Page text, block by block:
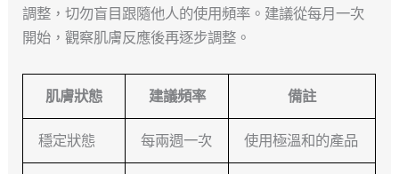
調整，切勿盲目跟隨他人的使用頻率。建議從每月一次
開始，觀察肌膚反應後再逐步調整。
肌膚狀態 建議頻率 備註
穩定狀態 每兩週一次 使用極溫和的產品